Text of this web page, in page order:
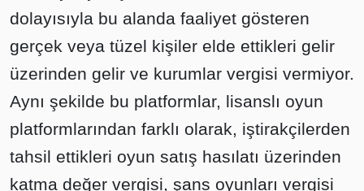
dolayısıyla bu alanda faaliyet gösteren
gerçek veya tüzel kişiler elde ettikleri gelir
üzerinden gelir ve kurumlar vergisi vermiyor.
Aynı şekilde bu platformlar, lisanslı oyun
platformlarından farklı olarak, iştirakçilerden
tahsil ettikleri oyun satış hasılatı üzerinden
katma değer vergisi, şans oyunları vergisi